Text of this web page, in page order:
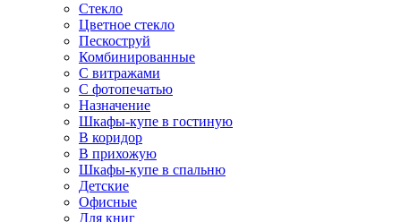
Стекло
Цветное стекло
Пескоструй
Комбинированные
С витражами
С фотопечатью
Назначение
Шкафы-купе в гостиную
В коридор
В прихожую
Шкафы-купе в спальню
Детские
Офисные
Для книг